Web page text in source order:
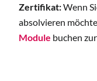
Zertifikat:Wenn
absolvieren
Module buchen